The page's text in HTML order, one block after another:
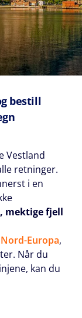
bestill
Vestland
retninger.
i en
mektige fjell
Europa,
Når du
kan du